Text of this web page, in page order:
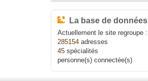
La base de données
Actuellement le site regroupe :
285154adresses
45spécialités
personne(s) connectée(s)